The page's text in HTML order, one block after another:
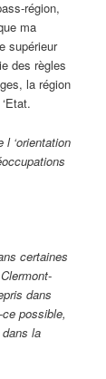
région,
ma
supérieur
des règles
la région
‘orientation
certaines
dans
possible,
dans la